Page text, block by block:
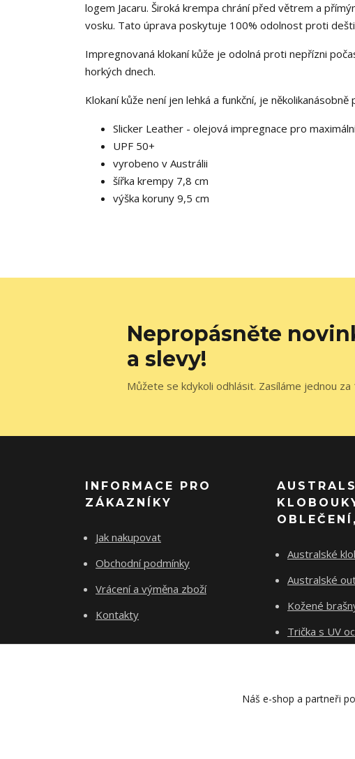
logem Jacaru. Široká krempa chrání před větrem a
vosku. Tato úprava poskytuje 100% odolnost proti dešti
Impregnovaná klokaní kůže je odolná proti nepřízni
horkých dnech.
Klokaní kůže není jen lehká a funkční, je
Slicker Leather - olejová impregnace pro
UPF 50+
vyrobeno v Austrálii
šířka krempy 7,8 cm
výška koruny 9,5 cm
Nepropásněte
a slevy!
Můžete se kdykoli odhlásit. Zasíláme jednou za
INFORMACE PRO
ZÁKAZNÍKY
Jak nakupovat
Obchodní podmínky
Vrácení a výměna zboží
Kontakty
Australské
Australské
Kožené
Trička s UV
Náš e-shop a partneři